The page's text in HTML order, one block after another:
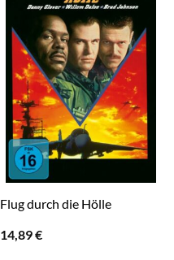
Flug durch die Hölle
14,89€